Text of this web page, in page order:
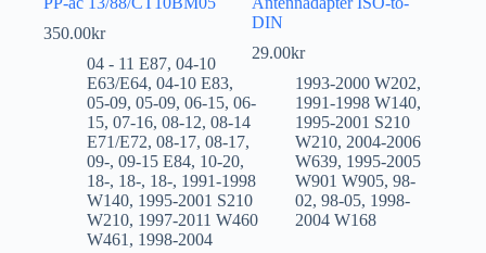
350.00kr
04 - 11 E87, 04-10
E63/E64, 04-10 E83,
05-09, 05-09, 06-15, 06-
15, 07-16, 08-12, 08-14
E71/E72, 08-17, 08-17,
09-, 09-15 E84, 10-20,
18-, 18-, 18-, 1991-1998
W140, 1995-2001 S210
W210, 1997-2011 W460
W461 , 1998-2004
DIN
29.00kr
1993-2000 W202,
1991-1998 W140,
1995-2001 S210
W210, 2004-2006
W639, 1995-2005
W901 W905,98-
02,98-05, 1998-
2004 W168